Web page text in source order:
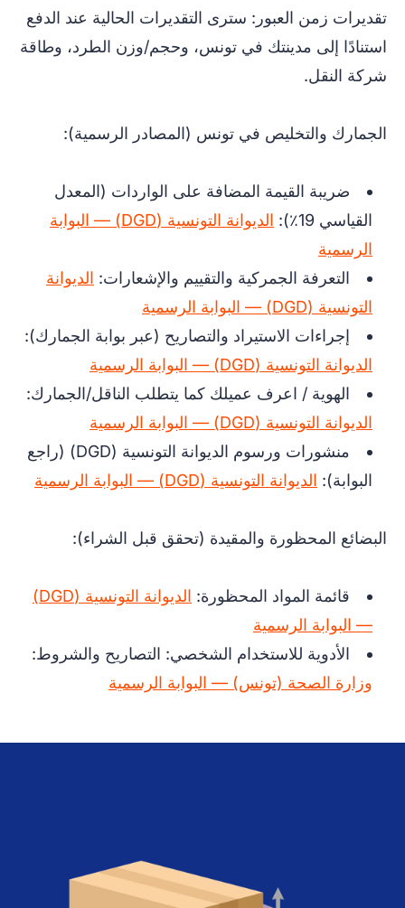
تقديرات زمن العبور: سترى التقديرات الحالية عند الدفع
استنادًا إلى مدينتك في تونس، وحجم/وزن الطرد، وطاقة
شركة النقل.
الجمارك والتخليص في تونس (المصادر الرسمية):
ضريبة القيمة المضافة على الواردات (المعدل
القياسي 19٪):
الديوانة التونسية (DGD) — البوابة
الرسمية
التعرفة الجمركية والتقييم والإشعارات: الديوانة
التونسية (DGD) — البوابة الرسمية
إجراءات الاستيراد والتصاريح (عبر بوابة الجمارك):
الديوانة التونسية (DGD) — البوابة الرسمية
الهوية / اعرف عميلك كما يتطلب الناقل/الجمارك:
الديوانة التونسية (DGD) — البوابة الرسمية
منشورات ورسوم الديوانة التونسية (DGD) (راجع
البوابة): الديوانة التونسية (DGD) — البوابة الرسمية
البضائع المحظورة والمقيدة (تحقق قبل الشراء):
قائمة المواد المحظورة:
الديوانة التونسية (DGD)
— البوابة الرسمية
الأدوية للاستخدام الشخصي: التصاريح والشروط:
وزارة الصحة (تونس) — البوابة الرسمية